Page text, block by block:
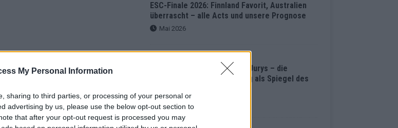
My Personal Information
sharing to third parties, or processing of your personal or
advertising by us, please use the below opt-out section to
that after your opt-out request is processed you may
ESC-Finale 2026: Finnland Favorit, Australien
überrascht – alle Acts und unsere Prognose
Mai 2026
„Douze Points“, Televoting, Jurys – die
Geschichte der ESC-Wertung als Spiegel des